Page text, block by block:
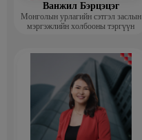
Ванжил Бэрцэцэг
Монголын урлагийн сэтгэл заслын
мэргэжлийн холбооны тэргүүн